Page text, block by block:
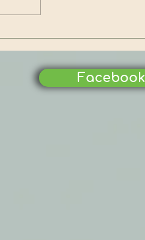
ông Táo về trời của người
Việt nguồn gốc từ đâu?
Facebook